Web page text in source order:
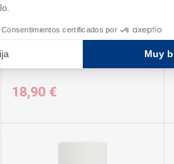
BARDAHL
Limpiador carburador 400 mL
18,90 €